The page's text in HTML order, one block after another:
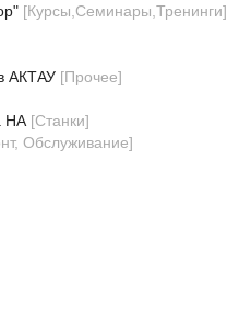
[Курсы,Семинары,Тренинги]
АКТАУ [Прочее]
НА [Станки]
Обслуживание]